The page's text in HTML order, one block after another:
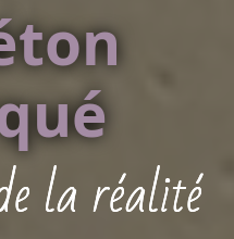
la réalité